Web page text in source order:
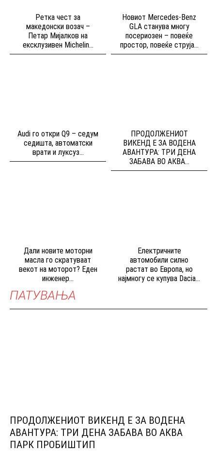
Ретка чест за
македонски возач –
Петар Мијалков на
ексклузивен Michelin...
Новиот Mercedes-Benz
GLA станува многу
посериозен – повеќе
простор, повеќе струја...
Audi го откри Q9 – седум
седишта, автоматски
врати и луксуз...
ПРОДОЛЖЕНИОТ
ВИКЕНД Е ЗА ВОДЕНА
АВАНТУРА: ТРИ ДЕНА
ЗАБАВА ВО АКВА...
Дали новите моторни
масла го скратуваат
векот на моторот? Еден
инженер...
Електричните
автомобили силно
растат во Европа, но
најмногу се купува Dacia...
ПАТУВАЊА
ПРОДОЛЖЕНИОТ ВИКЕНД Е ЗА ВОДЕНА
АВАНТУРА: ТРИ ДЕНА ЗАБАВА ВО АКВА
ПАРК ПРОБИШТИП